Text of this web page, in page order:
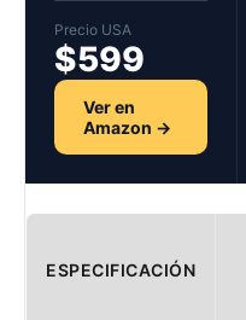
Precio USA
$599
Ver en
Amazon →
ESPECIFICACIÓN